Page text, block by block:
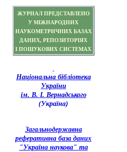
ЖУРНАЛ ПРЕДСТАВЛЕНО
У МІЖНАРОДНИХ
НАУКОМЕТРИЧНИХ БАЗАХ
ДАНИХ, РЕПОЗИТОРІЯХ
І ПОШУКОВИХ СИСТЕМАХ
Національна бібліотека
України
ім. В. І. Вернадського
(Україна)
Загальнодержавна
реферативна база даних
"Україна наукова" та